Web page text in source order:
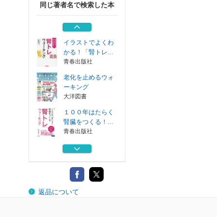
同じ著者名で検索した本
老化は予防できる
、治療できる ...
ワニ・プラス
イラストでよくわ
かる！「腎トレ...
青春出版社
老化を止めるウォ
ーキング
大洋図書
１００年はたらく
腎臓をつくる！...
青春出版社
ハーバード＆ソル
徳間書店
老化は予防できる
、治療できる ...
返品について